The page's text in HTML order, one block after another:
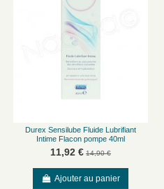
Durex Sensilube Fluide Lubrifiant
Intime Flacon pompe 40ml
11,92 € 14,90 €
Ajouter au panier